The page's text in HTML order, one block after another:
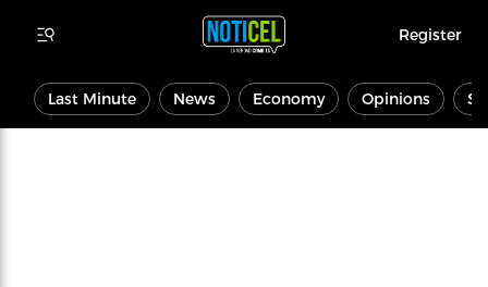
Register
Last Minute News Economy Opinions